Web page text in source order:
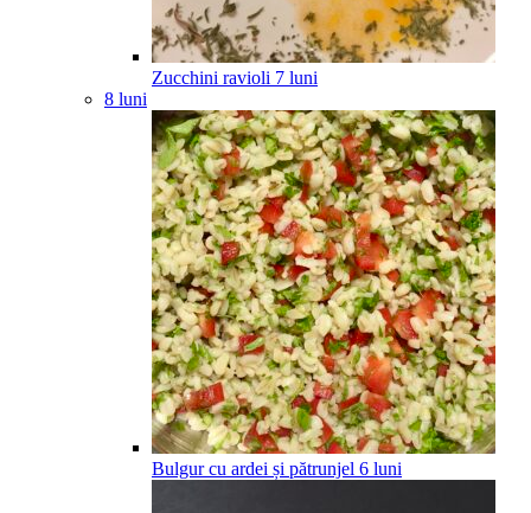
Zucchini ravioli 7 luni
8 luni
Bulgur cu ardei și pătrunjel 6 luni